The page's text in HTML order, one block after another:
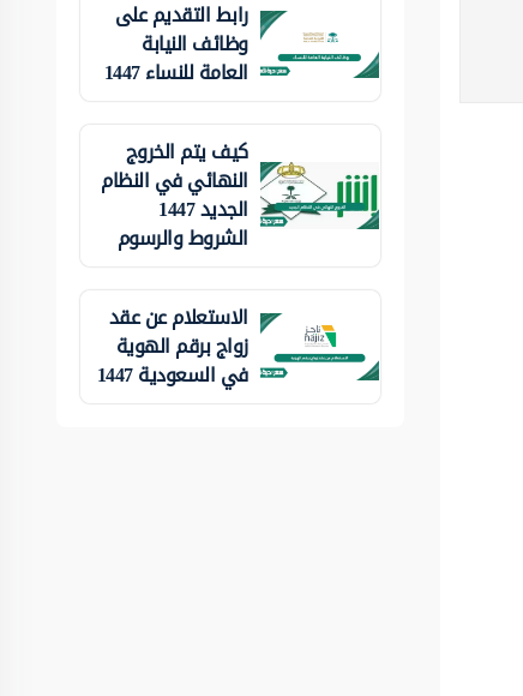
رابط التقديم على
وظائف النيابة
العامة للنساء 1447
كيف يتم الخروج
النهائي في النظام
الجديد 1447
الشروط والرسوم
الاستعلام عن عقد
زواج برقم الهوية
في السعودية 1447